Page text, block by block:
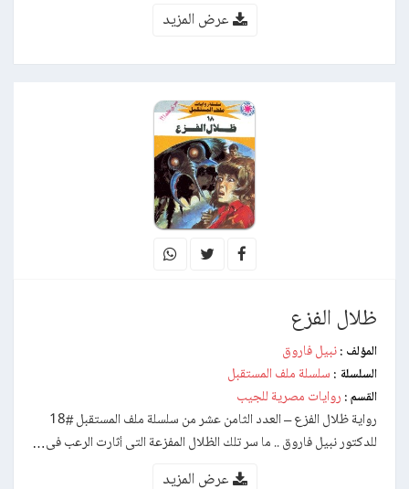
عرض المزيد
ظلال الفزع
المؤلف : نبيل فاروق
السلسلة : سلسلة ملف المستقبل
القسم : روايات مصرية للجيب
رواية ظلال الفزع – العدد الثامن عشر من سلسلة ملف المستقبل #18
للدكتور نبيل فاروق .. ما سر تلك الظلال المفزعة التى أثارت الرعب فى…
عرض المزيد